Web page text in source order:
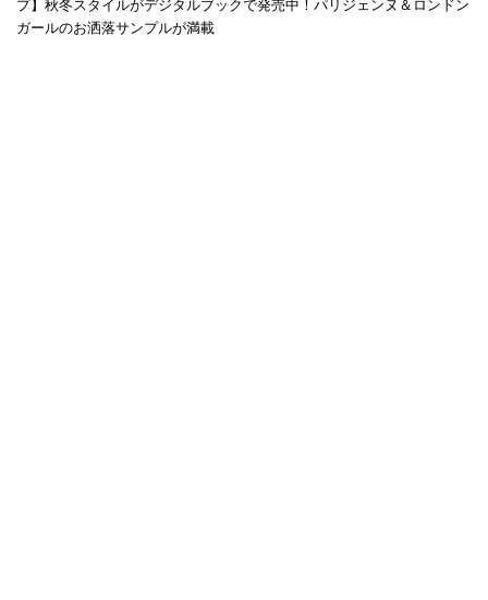
プ】秋冬スタイルがデジタルブックで発売中！パリジェンヌ＆ロンドン
ガールのお洒落サンプルが満載